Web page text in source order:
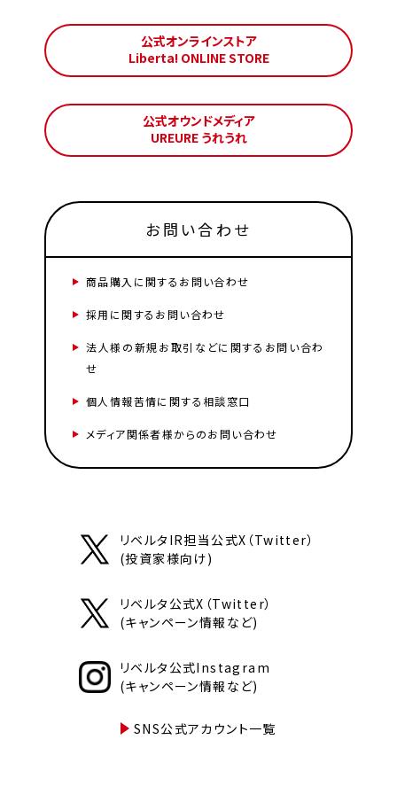
公式オンラインストア
Liberta! ONLINE STORE
公式オウンドメディア
UREURE うれうれ
お問い合わせ
商品購入に関するお問い合わせ
採用に関するお問い合わせ
法人様の新規お取引などに関するお問い合わ
せ
個人情報苦情に関する相談窓口
メディア関係者様からのお問い合わせ
リベルタIR担当公式X（Twitter）
(投資家様向け)
リベルタ公式X（Twitter）
(キャンペーン情報など)
リベルタ公式Instagram
(キャンペーン情報など)
SNS公式アカウント一覧